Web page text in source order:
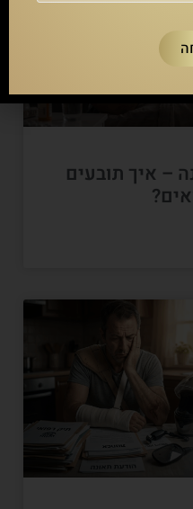
– איך תובעים